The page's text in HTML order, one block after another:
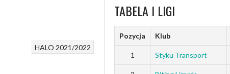
HALO 2021/2022
TABELA I LIGI
Pozycja Klub
1 Styku Transport